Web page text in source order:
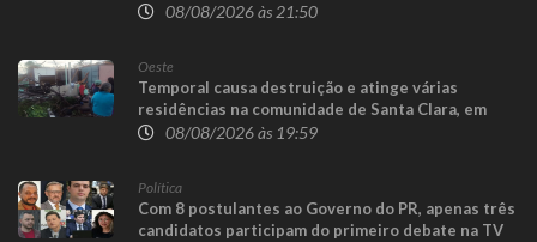
08/08/2026 às 21:50
Oeste
Temporal causa destruição e atinge várias
residências na comunidade de Santa Clara, em
Candói08/08/2026 às 19:59
Política
Com 8 postulantes ao Governo do PR, apenas três
candidatos participam do primeiro debate na TV